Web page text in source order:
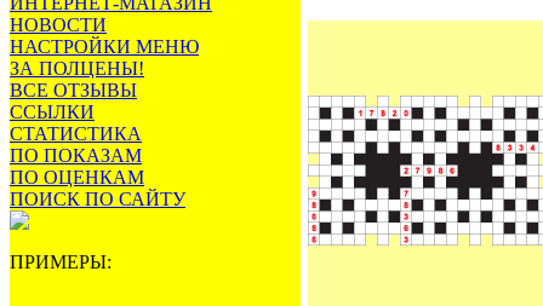
НОВОСТИ
НАСТРОЙКИ МЕНЮ
ЗА ПОЛЦЕНЫ!
ВСЕ ОТЗЫВЫ
ССЫЛКИ
СТАТИСТИКА
ПО ПОКАЗАМ
ПО ОЦЕНКАМ
ПОИСК ПО САЙТУ
ПРИМЕРЫ: